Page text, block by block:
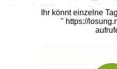
Ihr könnt einzelne
" https://